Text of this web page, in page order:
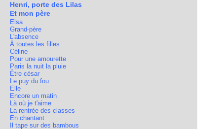
Henri, porte des Lilas
Et mon père
Elsa
Grand-père
L'absence
À toutes les filles
Céline
Pour une amourette
Paris la nuit la pluie
Être césar
Le puy du fou
Elle
Encore un matin
Là où je t'aime
La rentrée des classes
En chantant
Il tape sur des bambous